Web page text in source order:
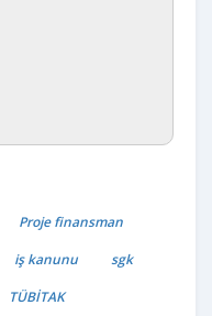
Proje finansman
iş kanunu
sgk
TÜBİTAK